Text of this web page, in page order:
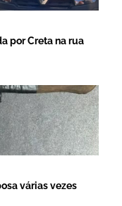
por Creta na rua
várias vezes